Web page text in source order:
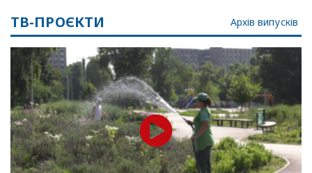
ТВ-ПРОЄКТИ Архів випусків